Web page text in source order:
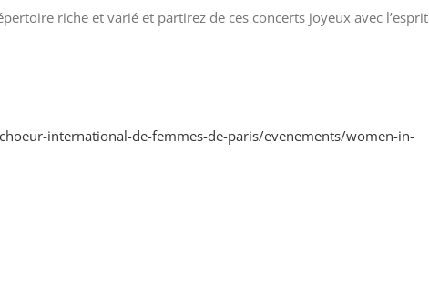
riche et varié et partirez de ces concerts joyeux avec l’esprit
international-de-femmes-de-paris/evenements/women-in-